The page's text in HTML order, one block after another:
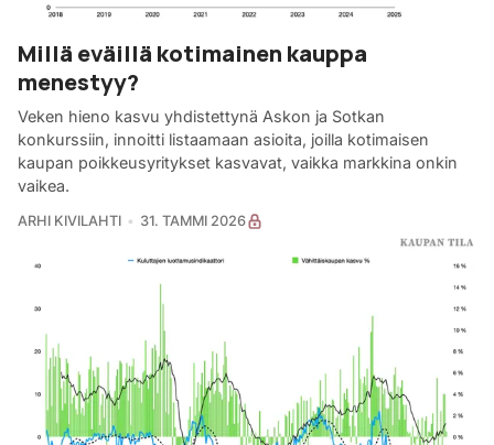
Millä eväillä kotimainen kauppa
menestyy?
Veken hieno kasvu yhdistettynä Askon ja Sotkan
konkurssiin, innoitti listaamaan asioita, joilla kotimaisen
kaupan poikkeusyritykset kasvavat, vaikka markkina onkin
vaikea.
ARHI KIVILAHTI 31. TAMMI 2026